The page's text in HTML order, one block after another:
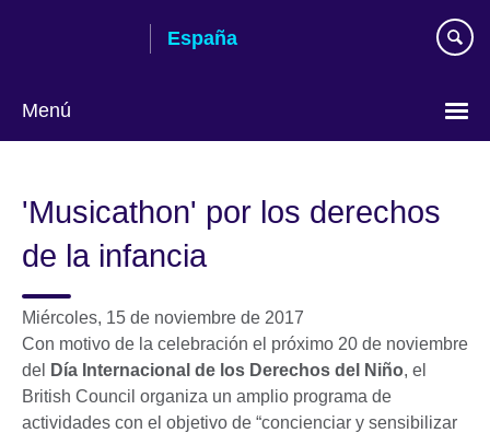
España
Menú
'Musicathon' por los derechos
de la infancia
Miércoles, 15 de noviembre de 2017
Con motivo de la celebración el próximo 20 de noviembre
del
Día Internacional de los Derechos del Niño, el
British Council organiza un amplio programa de
actividades con el objetivo de “concienciar y sensibilizar